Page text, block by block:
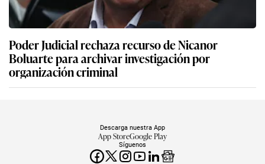
Poder Judicial rechaza recurso de Nicanor
Boluarte para archivar investigación por
organización criminal
Síguenos
Descarga nuestra App
App StoreGoogle Play